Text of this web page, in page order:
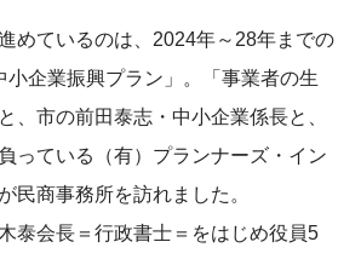
めているのは、2024年～28年までの
小企業振興プラン」。「事業者の生
、市の前田泰志・中小企業係長と、
っている（有）プランナーズ・イン
民商事務所を訪れました。
泰会長＝行政書士＝をはじめ役員5